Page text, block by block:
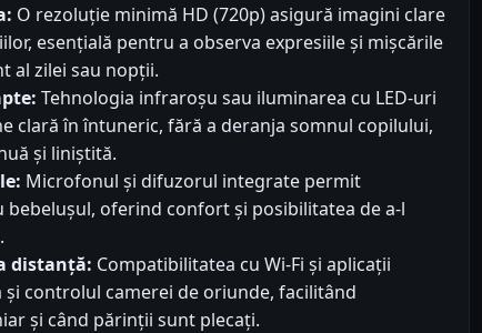
O rezoluție minimă HD (720p) asigură imagini clare
esențială pentru a observa expresiile și mișcările
al zilei sau nopții.
Tehnologia infraroșu sau iluminarea cu LED-uri
clară în întuneric, fără a deranja somnul copilului,
și liniștită.
Microfonul și difuzorul integrate permit
bebelușul, oferind confort și posibilitatea de a-l
distanță: Compatibilitatea cu Wi-Fi și aplicații
controlul camerei de oriunde, facilitând
și când părinții sunt plecați.